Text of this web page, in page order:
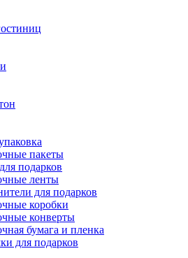
пакеты
подарков
ленты
для подарков
коробки
конверты
бумага и пленка
для подарков